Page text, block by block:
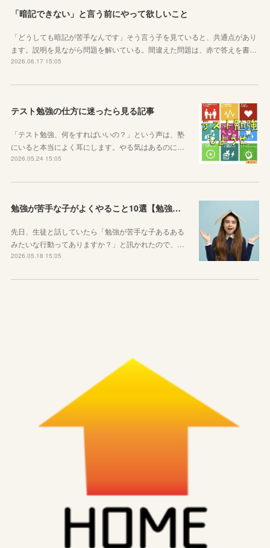
「暗記できない」と言う前にやって欲しいこと
「どうしても暗記が苦手なんです」そう言う子を見ていると、共通点があり
ます。説明を見ながら問題を解いている。間違えた問題は、赤で答えを書…
2026.06.17 15:05
テスト勉強の仕方に迷ったら見る記事
「テスト勉強、何をすればいいの？」という声は、塾
にいると本当によく耳にします。やる気はあるのに…
2026.05.24 15:05
勉強が苦手な子がよくやること10選【勉強苦手あるある】
先日、生徒と話していたら「勉強が苦手な子あるある
みたいな行動ってありますか？」と訊かれたので、…
2026.05.18 15:05